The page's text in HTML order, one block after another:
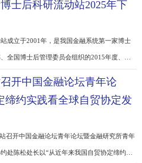
“人民币国际化及对近期欧美经济的看法”为
最新进展、广阔前景、机遇与挑战的看法，
总行青年干部，金融研究所青年研究人员、
参加论坛，并进行交流。
站成立于2001年，是我国金融系统第一家博
、全国博士后管理委员会组织的2015年度、
。流动站基本指导思想是：以服务于中国人
识，尊重人才，创造学术民主、思想活跃的
神，发扬理论扎实、服务实践的业务作风，
开中国金融论坛青年论
缔约实践看全球自贸协定